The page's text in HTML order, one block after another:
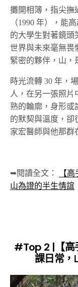
攤開相簿，指尖撫
（1990 年），能
的大學生對著鏡頭
世界與未來毫無畏
緊密的夥伴，山，
時光流轉 30 年，
人，在另一張照片
熟的輪廓，身形或
的默契與溫度，卻
家宏醫師與他那群
➥閱讀全文：
【
山為證的半生情誼
#Top 2 |【高
課日常，